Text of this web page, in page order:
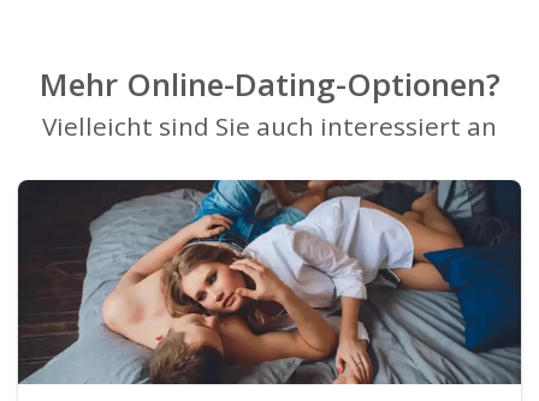
Mehr Online-Dating-Optionen?
Vielleicht sind Sie auch interessiert an